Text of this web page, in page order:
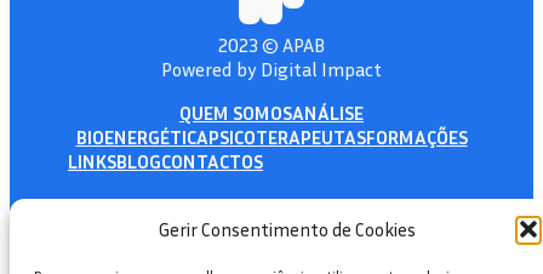
Gerir Consentimento de Cookies
2023 © APAB
Powered by Digital Impact
QUEM SOMOSANÁLISE
BIOENERGÉTICAPSICOTERAPEUTASFORMAÇÕES
LINKSBLOGCONTACTOS
apabioenergetica@gmail.com
+351 918 230 399 *